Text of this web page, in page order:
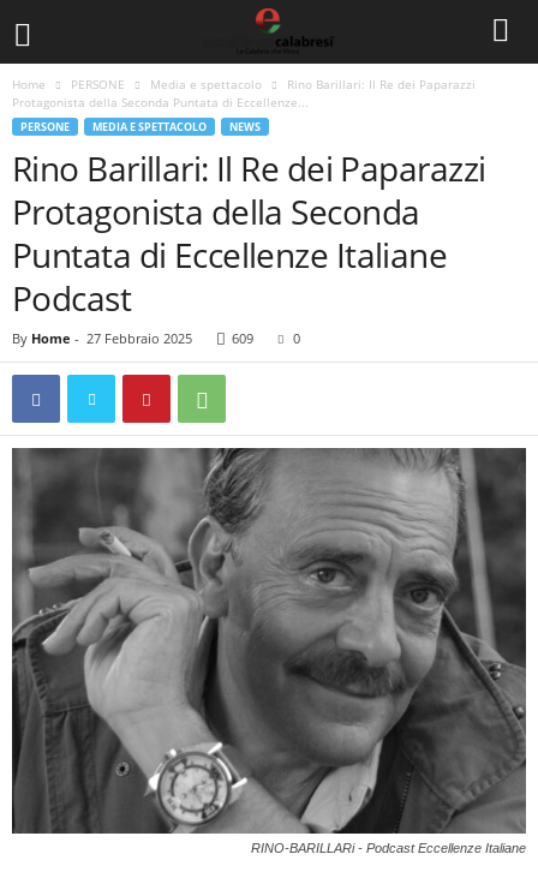
Home PERSONE Media e spettacolo
Rino Barillari: Il Re dei Paparazzi
Protagonista della Seconda Puntata di Eccellenze...
PERSONE MEDIA E SPETTACOLO NEWS
Rino Barillari: Il Re dei Paparazzi
Protagonista della Seconda
Puntata di Eccellenze Italiane
Podcast
By Home - 27 Febbraio 2025 609 0
RINO-BARILLARi - Podcast Eccellenze Italiane